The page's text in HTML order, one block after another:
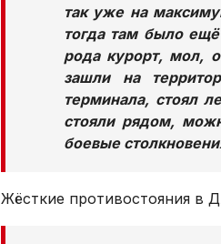
так уже на
тогда там было
рода курорт, мол,
зашли на
терминала, стоял
стояли рядом,
боевые
Жёсткие противостояния в